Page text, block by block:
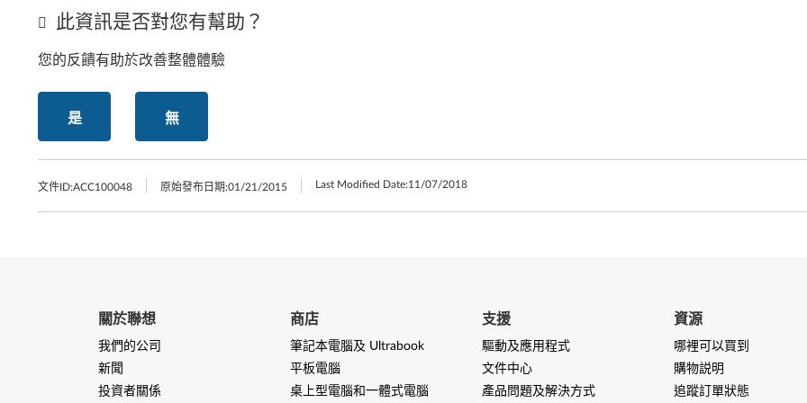
此資訊是否對您有幫助？
您的反饋有助於改善整體體驗
是 無
文件ID:ACC100048 原始發布日期:01/21/2015 Last Modified Date:11/07/2018
關於聯想
我們的公司
新聞
投資者關係
商店
筆記本電腦及 Ultrabook
平板電腦
桌上型電腦和一體式電腦
支援
驅動及應用程式
文件中心
產品問題及解決方式
資源
哪裡可以買到
購物説明
追蹤訂單狀態